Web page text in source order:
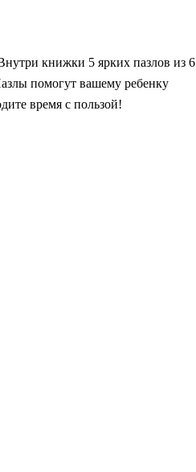
книжки 5 ярких пазлов из 6
помогут вашему ребенку
время с пользой!